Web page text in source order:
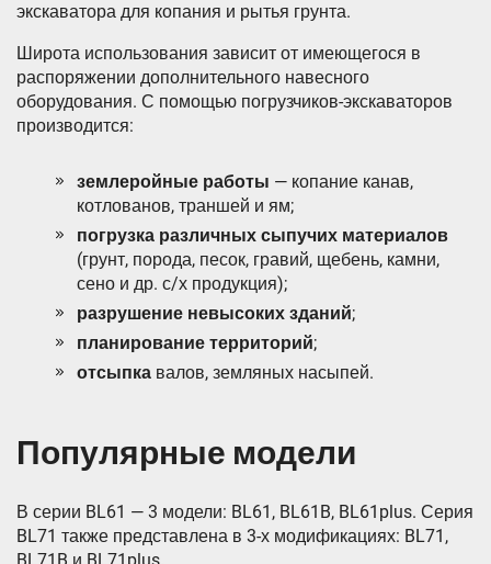
экскаватора для копания и рытья грунта.
Широта использования зависит от имеющегося в
распоряжении дополнительного навесного
оборудования. С помощью погрузчиков-экскаваторов
производится:
землеройные работы — копание канав,
котлованов, траншей и ям;
погрузка различных сыпучих материалов
(грунт, порода, песок, гравий, щебень, камни,
сено и др. с/х продукция);
разрушение невысоких зданий;
планирование территорий;
отсыпка валов, земляных насыпей.
Популярные модели
В серии BL61 — 3 модели: BL61, BL61B, BL61plus. Серия
BL71 также представлена в 3-х модификациях: BL71,